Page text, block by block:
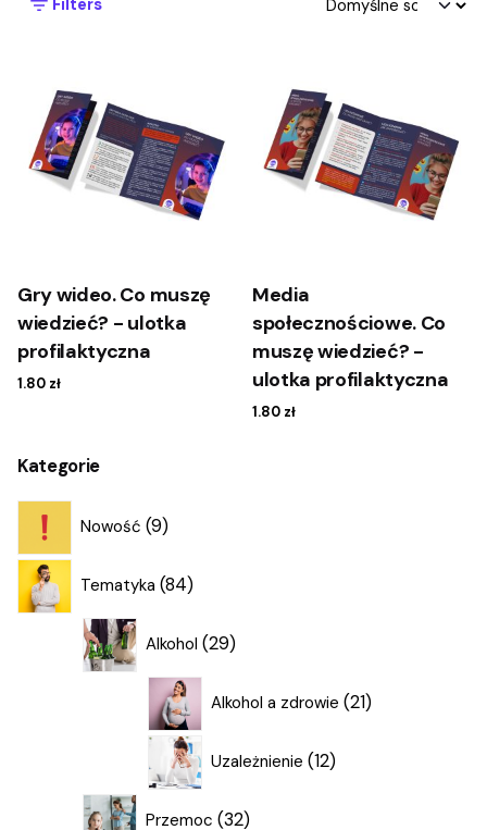
Filters
Kategorie
Nowość 9
9
produktów
Tematyka 84
84
produkty
Alkohol 29
29
produktów
Alkohol a zdrowie 21
21
produktów
Uzależnienie 12
12
produktów
Przemoc 32
32
Gry wideo. Co muszę
wiedzieć? - ulotka
profilaktyczna
1.80 zł
Media
społecznościowe. Co
muszę wiedzieć? -
ulotka profilaktyczna
1.80 zł